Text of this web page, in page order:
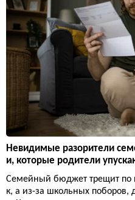
Невидимые разорители
и, которые родители
Семейный бюджет трещит по
к, а из-за школьных поборов,